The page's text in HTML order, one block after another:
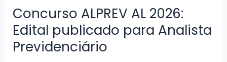
2026:
Edital
publicado,
inscrições
Concurso ALPREV AL 2026:
Edital publicado para Analista
Previdenciário